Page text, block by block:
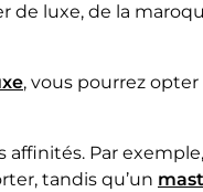
luxe, de la
, vous pourrez
affinités. Par
tandis qu’un